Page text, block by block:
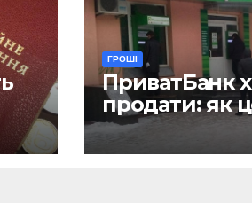
ГРОШІ
ПриватБанк
продати: як
отримання
і стипендій